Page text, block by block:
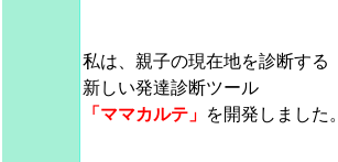
私は、親子の現在地を診断する
新しい発達診断ツール
「ママカルテ」 を開発しました。